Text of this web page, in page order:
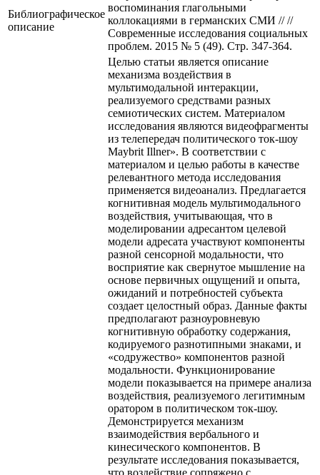
Библиографическое
описание
воспоминания глагольными
коллокациями в германских СМИ // //
Современные исследования социальных
проблем. 2015 № 5 (49). Стр. 347-364.
Целью статьи является описание
механизма воздействия в
мультимодальной интеракции,
реализуемого средствами разных
семиотических систем. Материалом
исследования являются видеофрагменты
из телепередач политического ток-шоу
Maybrit Illner». В соответствии с
материалом и целью работы в качестве
релевантного метода исследования
применяется видеоанализ. Предлагается
когнитивная модель мультимодального
воздействия, учитывающая, что в
моделировании адресантом целевой
модели адресата участвуют компоненты
разной сенсорной модальности, что
восприятие как свернутое мышление на
основе первичных ощущений и опыта,
ожиданий и потребностей субъекта
создает целостный образ. Данные факты
предполагают разноуровневую
когнитивную обработку содержания,
кодируемого разнотипными знаками, и
«содружество» компонентов разной
модальности. Функционирование
модели показывается на примере анализа
воздействия, реализуемого легитимным
оратором в политическом ток-шоу.
Демонстрируется механизм
взаимодействия вербального и
кинесического компонентов. В
результате исследования показывается,